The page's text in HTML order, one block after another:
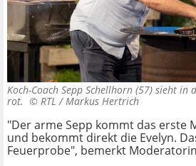
Koch-Coach Sepp Schellhorn (57) sieht in
rot. © RTL / Markus Hertrich
"Der arme Sepp kommt das erste
und bekommt direkt die Evelyn.
Feuerprobe", bemerkt